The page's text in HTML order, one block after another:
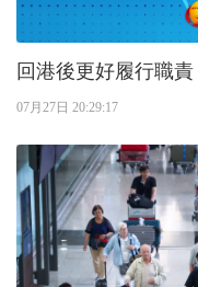
07月27日 20:29:17